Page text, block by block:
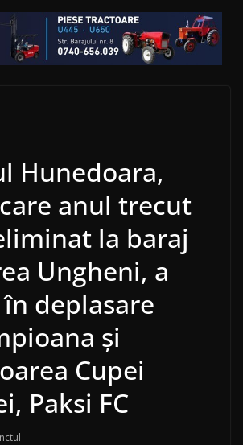
Hunedoara,
anul trecut
la baraj
Ungheni, a
deplasare
și
Cupei
Paksi FC